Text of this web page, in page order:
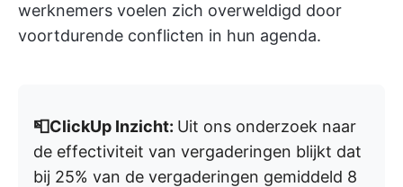
werknemers voelen zich overweldigd door
voortdurende conflicten in hun agenda.
📮ClickUp Inzicht: Uit ons onderzoek naar
de effectiviteit van vergaderingen blijkt dat
bij 25% van de vergaderingen gemiddeld 8